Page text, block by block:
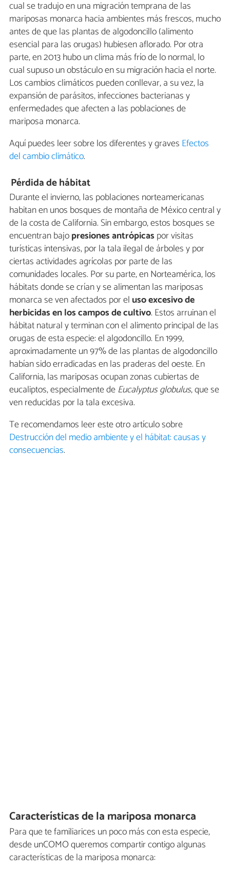
cual se tradujo en una migración temprana de las
mariposas monarca hacia ambientes más frescos, mucho
antes de que las plantas de algodoncillo (alimento
esencial para las orugas) hubiesen aflorado. Por otra
parte, en 2013 hubo un clima más frío de lo normal, lo
cual supuso un obstáculo en su migración hacia el norte.
Los cambios climáticos pueden conllevar, a su vez, la
expansión de parásitos, infecciones bacterianas y
enfermedades que afecten a las poblaciones de
mariposa monarca.
Aquí puedes leer sobre los diferentes y graves Efectos
del cambio climático.
Pérdida de hábitat
Durante el invierno, las poblaciones norteamericanas
habitan en unos bosques de montaña de México central y
de la costa de California. Sin embargo, estos bosques se
encuentran bajopresiones antrópicas por visitas
turísticas intensivas, por la tala ilegal de árboles y por
ciertas actividades agrícolas por parte de las
comunidades locales. Por su parte, en Norteamérica, los
hábitats donde se crían y se alimentan las mariposas
monarca se ven afectados por el uso excesivo de
herbicidas en los campos de cultivo. Estos arruinan el
hábitat natural y terminan con el alimento principal de las
orugas de esta especie: el algodoncillo. En 1999,
aproximadamente un 97% de las plantas de algodoncillo
habían sido erradicadas en las praderas del oeste. En
California, las mariposas ocupan zonas cubiertas de
eucaliptos, especialmente deEucalyptus globulus, que se
ven reducidas por la tala excesiva.
Te recomendamos leer este otro artículo sobre
Destrucción del medio ambiente y el hábitat: causas y
consecuencias.
Características de la mariposa monarca
Para que te familiarices un poco más con esta especie,
desde unCOMO queremos compartir contigo algunas
características de la mariposa monarca: